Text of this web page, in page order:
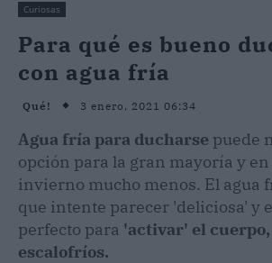
Curiosas
Para qué es bueno
con agua fría
Qué! 3 enero, 2021 06:34
Agua fría para ducharse puede
opción para la gran mayoría y en
invierno mucho menos. El agua
que intente parecer 'deliciosa' y
perfecto para 'activar' el
escalofríos.